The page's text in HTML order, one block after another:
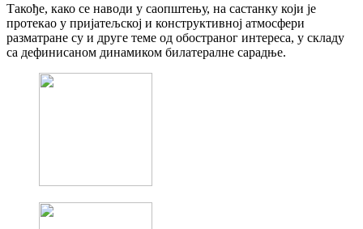
Такође, како се наводи у саопштењу, на састанку који је
протекао у пријатељској и конструктивној атмосфери
разматране су и друге теме од обостраног интереса, у складу
са дефинисаном динамиком билатералне сарадње.